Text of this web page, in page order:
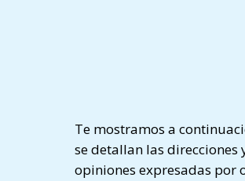
Te mostramos a
se detallan las direcciones
opiniones expresadas por